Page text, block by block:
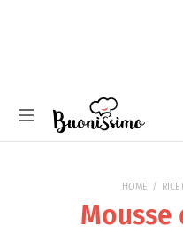
HOME
Mousse